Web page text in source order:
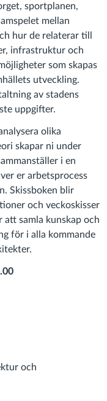
sportplanen,
mellan
hur de relaterar till
infrastruktur och
som skapas
utveckling.
av stadens
uppgifter.
olika
skapar ni under
i en
er arbetsprocess
Skissboken blir
och veckoskisser
att samla kunskap och
för i alla kommande
och